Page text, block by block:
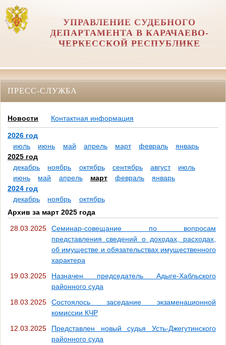
УПРАВЛЕНИЕ СУДЕБНОГО
ДЕПАРТАМЕНТА В КАРАЧАЕВО-
ЧЕРКЕССКОЙ РЕСПУБЛИКЕ
ПРЕСС-СЛУЖБА
Новости Контактная информация
2026 год
июль
июнь май апрель март февраль
январь
2025 год
декабрь
ноябрь октябрь сентябрь август
июль
июнь
май апрель март февраль
январь
2024 год
декабрь
ноябрь
октябрь
Архив за март 2025 года
28.03.2025
Семинар-совещание по вопросам
представления сведений о доходах, расходах,
об имуществе и обязательствах имущественного
характера
19.03.2025
Назначен председатель Адыге-Хабльского
районного суда
18.03.2025
Состоялось заседание экзаменационной
комиссии КЧР
12.03.2025
Представлен новый судья Усть-Джегутинского
районного суда